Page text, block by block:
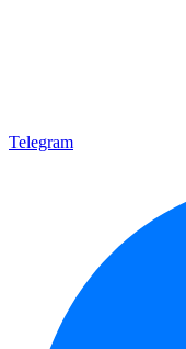
Telegram